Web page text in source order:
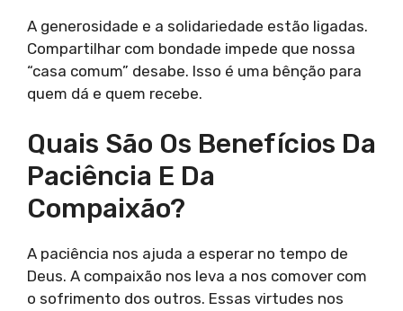
A generosidade e a solidariedade estão ligadas.
Compartilhar com bondade impede que nossa
“casa comum” desabe. Isso é uma bênção para
quem dá e quem recebe.
Quais São Os Benefícios Da
Paciência E Da
Compaixão?
A paciência nos ajuda a esperar no tempo de
Deus. A compaixão nos leva a nos comover com
o sofrimento dos outros. Essas virtudes nos